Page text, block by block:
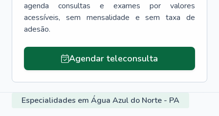
agenda consultas e exames por valores
acessíveis, sem mensalidade e sem taxa de
adesão.
Agendar teleconsulta
Especialidades em Água Azul do Norte - PA